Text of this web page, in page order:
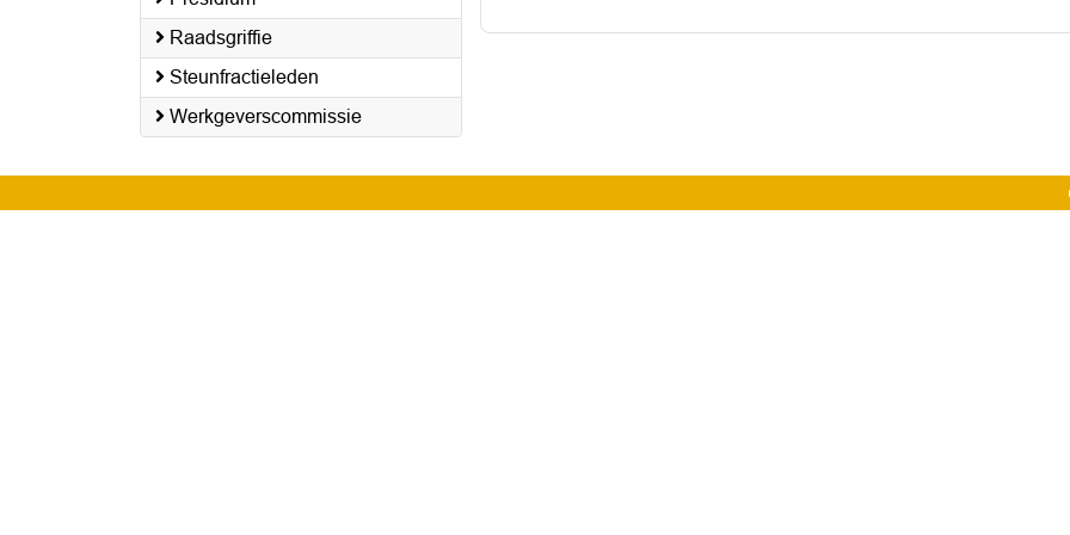
Raadsgriffie
Steunfractieleden
Werkgeverscommissie